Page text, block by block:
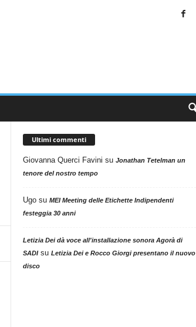
Ultimi commenti
Giovanna Querci Favini su Jonathan Tetelman un
tenore del nostro tempo
Ugosu MEI Meeting delle Etichette Indipendenti
festeggia 30 anni
Letizia Dei dà voce all'installazione sonora Agorà di
SADIsu Letizia Dei e Rocco Giorgi presentano il nuovo
disco